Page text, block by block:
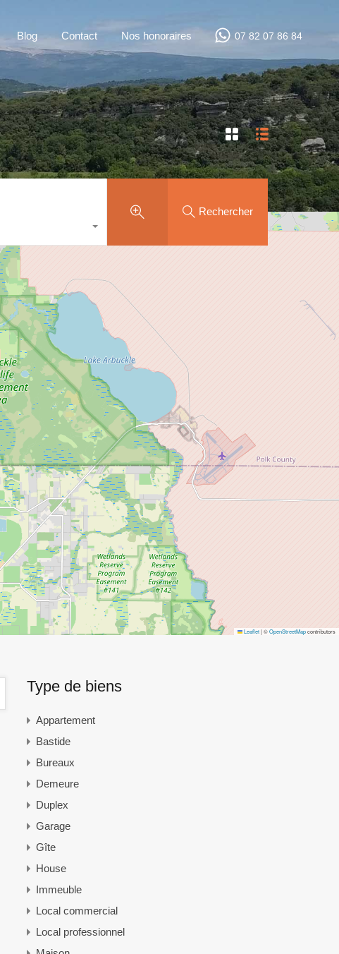
Blog Contact Nos honoraires 07 82 07 86 84
Rechercher
Leaflet|©OpenStreetMapcontributors
Type de biens
Appartement
Bastide
Bureaux
Demeure
Duplex
Garage
Gîte
House
Immeuble
Local commercial
Local professionnel